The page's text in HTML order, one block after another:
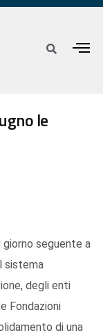
le
giorno seguente a
sistema
degli enti
Fondazioni
di una